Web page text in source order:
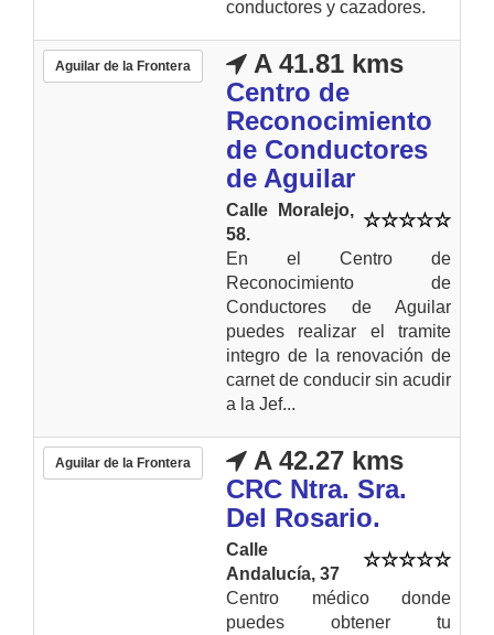
conductores y cazadores.
Aguilar de la Frontera
A 41.81 kms
Centro de
Reconocimiento
de Conductores
de Aguilar
Calle Moralejo,
58.
En el Centro de
Reconocimiento de
Conductores de Aguilar
puedes realizar el tramite
integro de la renovación de
carnet de conducir sin acudir
a la Jef...
Aguilar de la Frontera
A 42.27 kms
CRC Ntra. Sra.
Del Rosario.
Calle
Andalucía, 37
Centro médico donde
puedes obtener tu